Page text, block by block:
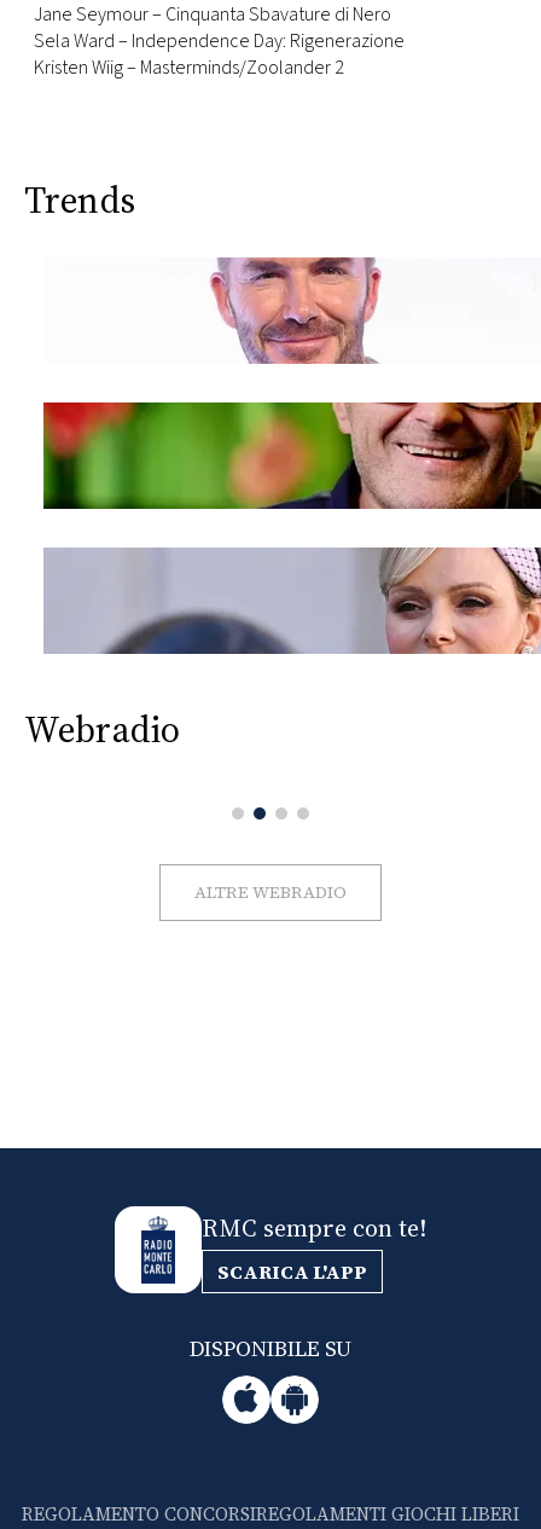
Jane Seymour – Cinquanta Sbavature di Nero
Sela Ward – Independence Day: Rigenerazione
Kristen Wiig – Masterminds/Zoolander 2
Trends
Webradio
ALTRE WEBRADIO
RMC sempre con te!
SCARICA L'APP
DISPONIBILE SU
REGOLAMENTO CONCORSIREGOLAMENTI GIOCHI LIBERI